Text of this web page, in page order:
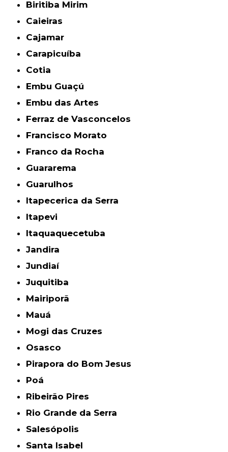
Biritiba Mirim
Caieiras
Cajamar
Carapicuíba
Cotia
Embu Guaçú
Embu das Artes
Ferraz de Vasconcelos
Francisco Morato
Franco da Rocha
Guararema
Guarulhos
Itapecerica da Serra
Itapevi
Itaquaquecetuba
Jandira
Jundiaí
Juquitiba
Mairiporã
Mauá
Mogi das Cruzes
Osasco
Pirapora do Bom Jesus
Poá
Ribeirão Pires
Rio Grande da Serra
Salesópolis
Santa Isabel